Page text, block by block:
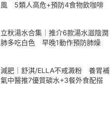
風 5類人高危+預防4食物飲咖啡
立秋湯水合集｜推介6款湯水滋陰潤
肺多吃白色 早晚1動作預防肺燥
減肥｜舒淇/ELLA不戒澱粉 養胃補
氣中醫推7優質碳水+3餐外食配搭